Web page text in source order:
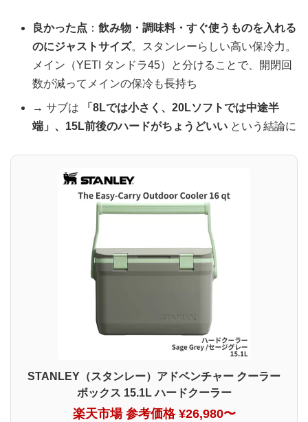
良かった点 ： 飲み物・調味料・すぐ使うものを入れる
のにジャストサイズ。スタンレーらしい高い保冷力。
メイン（YETI タンドラ45）と分けることで、開閉回
数が減ってメインの保冷も長持ち
→ サブは
「8Lでは小さく、20Lソフトでは中途半
端」、15L前後のハードがちょうどいい という結論に
STANLEY（スタンレー）アドベンチャー クーラー
ボックス 15.1L ハードクーラー
楽天市場 参考価格 ¥26,980〜